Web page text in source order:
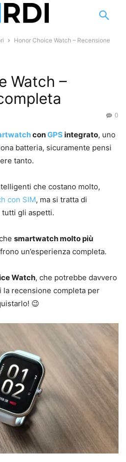
Honor Choice Watch – Recensione
Watch –
0
conGPS integrato, uno
batteria, sicuramente pensi
tanto.
che costano molto,
con SIM, ma si tratta di
gli aspetti.
smartwatch molto più
un’esperienza completa.
Watch, che potrebbe davvero
la recensione completa per
😉